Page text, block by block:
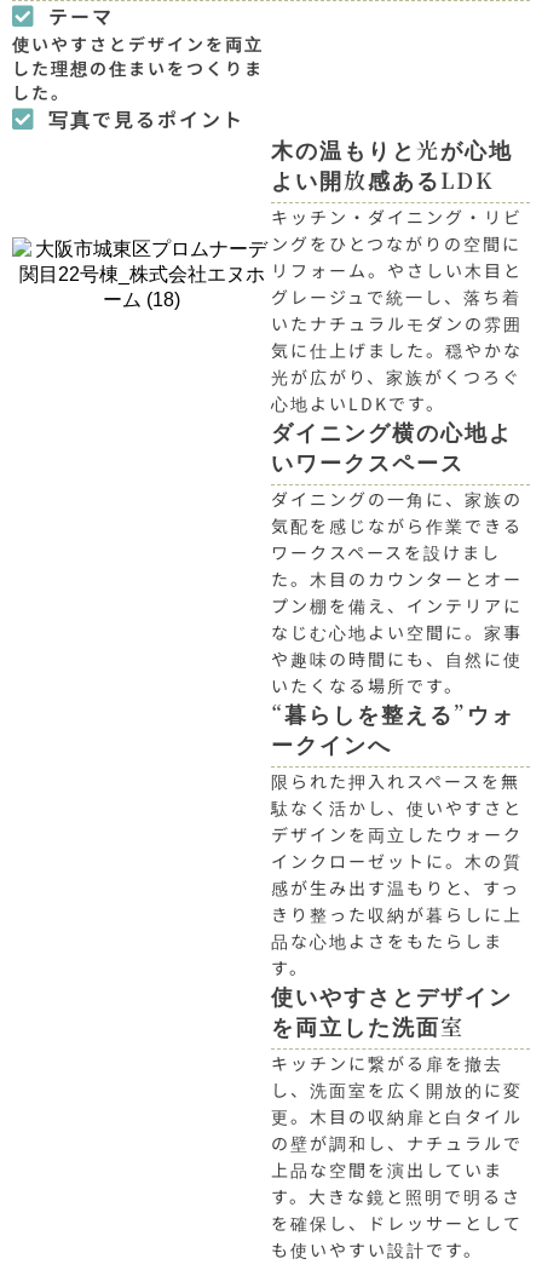
テーマ
使いやすさとデザインを両立
した理想の住まいをつくりま
した。
写真で見るポイント
木の温もりと光が心地
よい開放感あるLDK
キッチン・ダイニング・リビ
ングをひとつながりの空間に
リフォーム。やさしい木目と
グレージュで統一し、落ち着
いたナチュラルモダンの雰囲
気に仕上げました。穏やかな
光が広がり、家族がくつろぐ
心地よいLDKです。
ダイニング横の心地よ
いワークスペース
ダイニングの一角に、家族の
気配を感じながら作業できる
ワークスペースを設けまし
た。木目のカウンターとオー
プン棚を備え、インテリアに
なじむ心地よい空間に。家事
や趣味の時間にも、自然に使
いたくなる場所です。
“暮らしを整える”ウォ
ークインへ
限られた押入れスペースを無
駄なく活かし、使いやすさと
デザインを両立したウォーク
インクローゼットに。木の質
感が生み出す温もりと、すっ
きり整った収納が暮らしに上
品な心地よさをもたらしま
す。
使いやすさとデザイン
を両立した洗面室
キッチンに繋がる扉を撤去
し、洗面室を広く開放的に変
更。木目の収納扉と白タイル
の壁が調和し、ナチュラルで
上品な空間を演出していま
す。大きな鏡と照明で明るさ
を確保し、ドレッサーとして
も使いやすい設計です。